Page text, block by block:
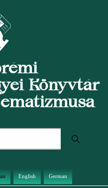
Könyvtár
English German